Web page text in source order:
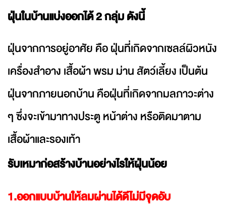
ฝุ่นในบ้านแบ่งออกได้ 2 กลุ่ม ดังนี้
ฝุ่นจากการอยู่อาศัย คือ ฝุ่นที่เกิดจากเซลล์ผิวหนัง
เครื่องสำอาง เสื้อผ้า พรม ม่าน สัตว์เลี้ยง เป็นต้น
ฝุ่นจากภายนอกบ้าน คือฝุ่นที่เกิดจากมลภาวะต่าง
ๆ ซึ่งจะเข้ามาทางประตู หน้าต่าง หรือติดมาตาม
เสื้อผ้าและรองเท้า
รับเหมาก่อสร้างบ้านอย่างไรให้ฝุ่นน้อย
1.ออกแบบบ้านให้ลมผ่านได้ดีไม่มีจุดอับ